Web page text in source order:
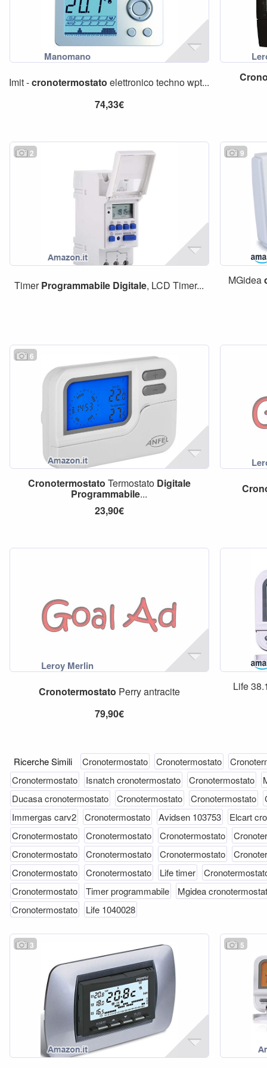
Imit -cronotermostato elettronico techno wpt...
74,33€
2
TimerProgrammabile Digitale, LCD Timer...
9
MGidea
6
Cronotermostato Termostato Digitale
Programmabile...
23,90€
Cronotermostato Perry antracite
79,90€
Life
Ricerche Simili Cronotermostato Cronotermostato
Cronotermostato
Isnatch cronotermostato Cronotermostato
Ducasa cronotermostato
Cronotermostato Cronotermostato
Immergas carv2
Cronotermostato Avidsen 103753
Elcart
Cronotermostato
Cronotermostato Cronotermostato
Cronotermostato
Cronotermostato Cronotermostato
Cronotermostato
Cronotermostato Life timer
Cronotermostato
Timer programmabile
Mgidea
Cronotermostato
Life 1040028
3 5